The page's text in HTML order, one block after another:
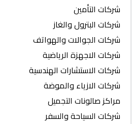
شركات التأمين
شركات البترول والغاز
شركات الجوالات والهواتف
شركات الاجهزة الرياضية
شركات الاستشارات الهندسية
شركات الازياء والموضة
مراكز صالونات التجميل
شركات السياحة والسفر